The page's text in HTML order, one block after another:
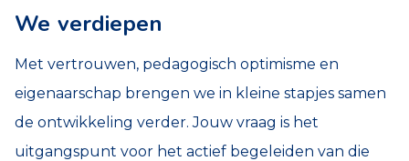
We verdiepen
Met vertrouwen, pedagogisch optimisme en
eigenaarschap brengen we in kleine stapjes samen
de ontwikkeling verder. Jouw vraag is het
uitgangspunt voor het actief begeleiden van die